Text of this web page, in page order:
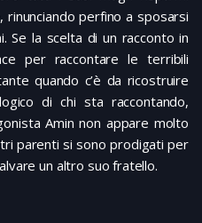
perfino a sposarsi
Se la scelta di un racconto in
per raccontare le terribili
quando c’è da ricostruire
di chi sta raccontando,
Amin non appare molto
parenti si sono prodigati per
un altro suo fratello.